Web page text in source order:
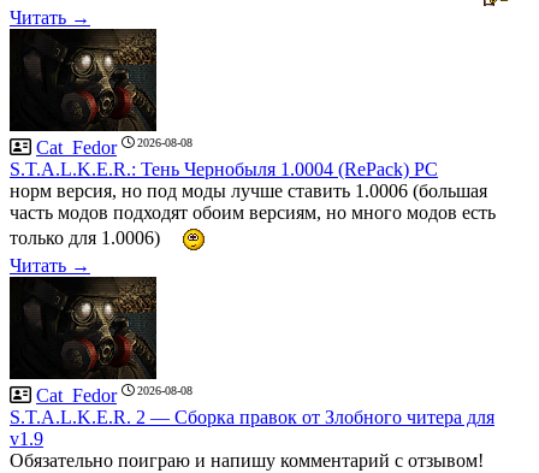
Читать →
Cat_Fedor 2026-08-08
S.T.A.L.K.E.R.: Тень Чернобыля 1.0004 (RePack) PC
норм версия, но под моды лучше ставить 1.0006 (большая
часть модов подходят обоим версиям, но много модов есть
только для 1.0006)
Читать →
Cat_Fedor 2026-08-08
S.T.A.L.K.E.R. 2 — Сборка правок от Злобного читера для
v1.9
Обязательно поиграю и напишу комментарий с отзывом!